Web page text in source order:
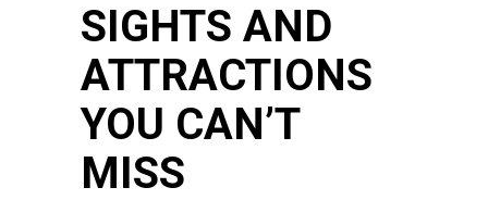
SIGHTS AND
ATTRACTIONS
YOU CAN’T
MISS